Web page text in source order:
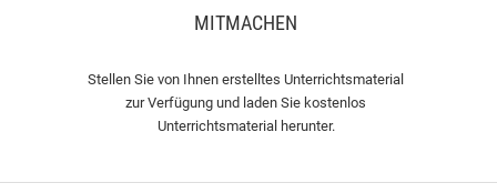
MITMACHEN
Stellen Sie von Ihnen erstelltes Unterrichtsmaterial
zur Verfügung und laden Sie kostenlos
Unterrichtsmaterial herunter.